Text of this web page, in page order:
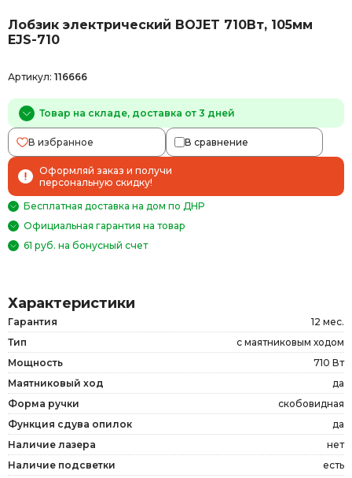
Лобзик электрический BOJET 710Вт, 105мм
EJS-710
Артикул: 116666
Товар на складе, доставка от 3 дней
В избранное В сравнение
Оформляй заказ и получи
персональную скидку!
Бесплатная доставка на дом по ДНР
Официальная гарантия на товар
61 руб. на бонусный счет
Характеристики
Гарантия
12 мес.
Тип
с маятниковым ходом
Мощность
710 Вт
Маятниковый ход
да
Форма ручки
скобовидная
Функция сдува опилок
да
Наличие лазера
нет
Наличие подсветки
есть